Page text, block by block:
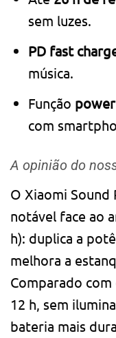
sem luzes.
PD fast
música.
Função
com
A opinião do
O Xiaomi
notável face ao
h): duplica a
melhora a
Comparado
12 h, sem
bateria mais